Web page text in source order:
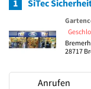
1 SiTec
28717
Anrufen